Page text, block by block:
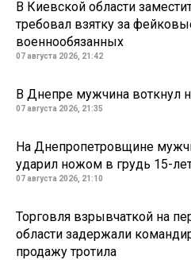
В Киевской области
требовал взятку за
военнообязанных
07 августа 2026, 21:42
В Днепре мужчина воткнул
07 августа 2026, 21:35
На Днепропетровщине
ударил ножом в грудь 15-
07 августа 2026, 21:10
Торговля взрывчаткой на
области задержали
продажу тротила